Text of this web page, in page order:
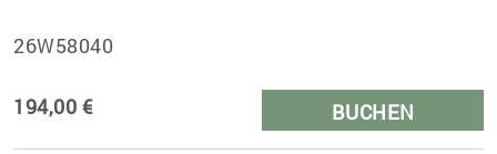
26W58040
194,00 € BUCHEN